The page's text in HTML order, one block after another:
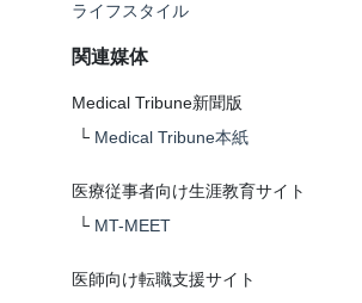
ライフスタイル
関連媒体
Medical Tribune新聞版
└ Medical Tribune本紙
医療従事者向け生涯教育サイト
└ MT-MEET
医師向け転職支援サイト